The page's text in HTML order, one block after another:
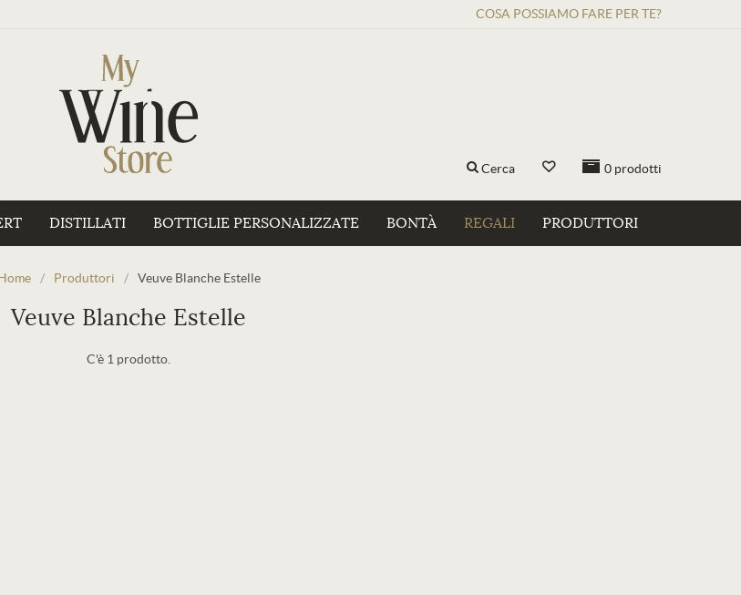
COSA POSSIAMO FARE PER TE?
0 prodotti
Cerca
DISTILLATI BOTTIGLIE PERSONALIZZATE BONTÀ REGALI PRODUTTORI
/ Produttori / Veuve Blanche Estelle
Veuve Blanche Estelle
C'è 1 prodotto.